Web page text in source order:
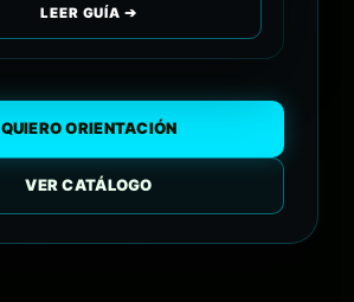
LEER GUÍA ➔
QUIERO ORIENTACIÓN
VER CATÁLOGO